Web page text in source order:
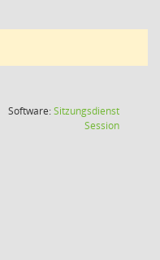
Software:Sitzungsdienst
Session(Wird in